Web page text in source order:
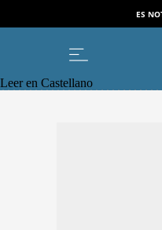
ES
Leer en Castellano